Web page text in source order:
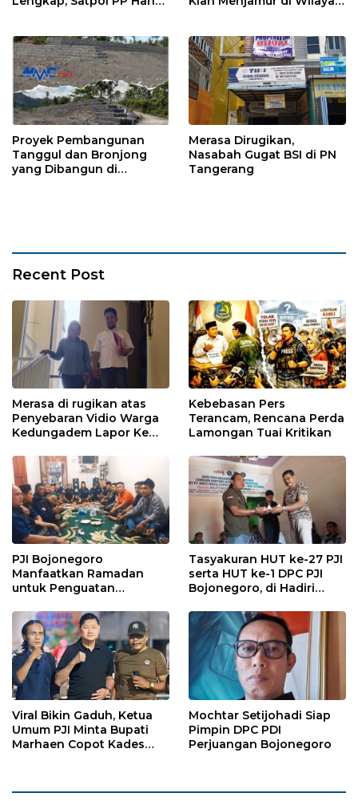
Proyek Pembangunan
Tanggul dan Bronjong
yang Dibangun di
Merasa Dirugikan,
Nasabah Gugat BSI di PN
Tangerang
Recent Post
Merasa di rugikan atas
Penyebaran Vidio Warga
Kedungadem Lapor Ke
Kebebasan Pers
Terancam, Rencana Perda
Lamongan Tuai Kritikan
PJI Bojonegoro
Manfaatkan Ramadan
untuk Penguatan
Kebersamaan
Tasyakuran HUT ke-27 PJI
serta HUT ke-1 DPC PJI
Bojonegoro, di Hadiri
Viral Bikin Gaduh, Ketua
Umum PJI Minta Bupati
Marhaen Copot Kades
Mochtar Setijohadi Siap
Pimpin DPC PDI
Perjuangan Bojonegoro